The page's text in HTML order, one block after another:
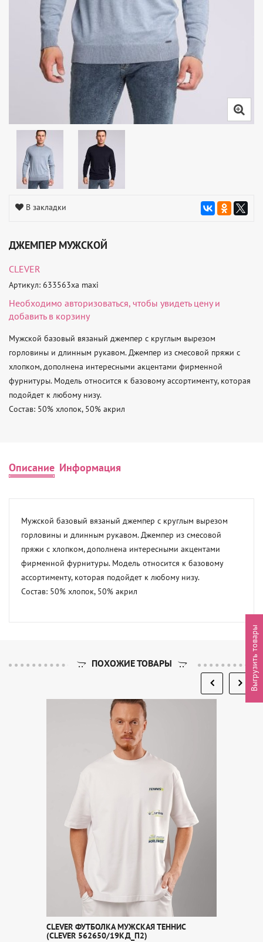
В закладки
ДЖЕМПЕР МУЖСКОЙ
CLEVER
Артикул: 633563ха maxi
Необходимо авторизоваться, чтобы увидеть цену и
добавить в корзину
Мужской базовый вязаный джемпер с круглым вырезом
горловины и длинным рукавом. Джемпер из смесовой пряжи с
хлопком, дополнена интересными акцентами фирменной
фурнитуры. Модель относится к базовому ассортименту, которая
подойдет к любому низу.
Состав: 50% хлопок, 50% акрил
Описание Информация
Мужской базовый вязаный джемпер с круглым вырезом
горловины и длинным рукавом. Джемпер из смесовой
пряжи с хлопком, дополнена интересными акцентами
фирменной фурнитуры. Модель относится к базовому
ассортименту, которая подойдет к любому низу.
Состав: 50% хлопок, 50% акрил
ПОХОЖИЕ ТОВАРЫ
CLEVER ФУТБОЛКА МУЖСКАЯ ТЕННИС
(CLEVER 562650/19КД_П2)
Выгрузить товары